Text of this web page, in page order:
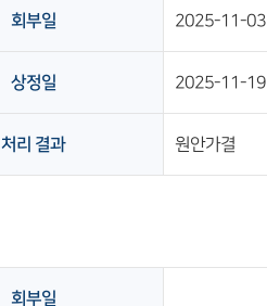
회부일 2025-11-03
상정일 2025-11-19
처리 결과 원안가결
회부일